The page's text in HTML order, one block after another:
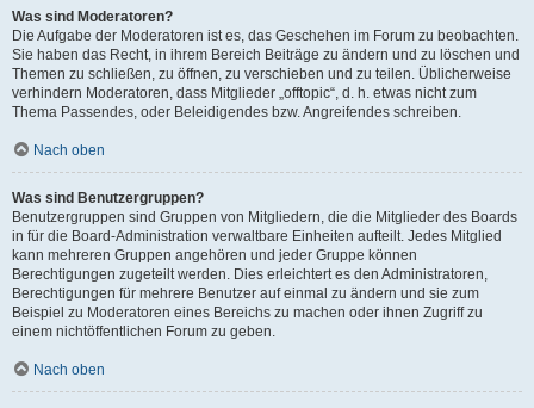
Was sind Moderatoren?
Die Aufgabe der Moderatoren ist es, das Geschehen im Forum zu beobachten.
Sie haben das Recht, in ihrem Bereich Beiträge zu ändern und zu löschen und
Themen zu schließen, zu öffnen, zu verschieben und zu teilen. Üblicherweise
verhindern Moderatoren, dass Mitglieder „offtopic“, d. h. etwas nicht zum
Thema Passendes, oder Beleidigendes bzw. Angreifendes schreiben.
Nach oben
Was sind Benutzergruppen?
Benutzergruppen sind Gruppen von Mitgliedern, die die Mitglieder des Boards
in für die Board-Administration verwaltbare Einheiten aufteilt. Jedes Mitglied
kann mehreren Gruppen angehören und jeder Gruppe können
Berechtigungen zugeteilt werden. Dies erleichtert es den Administratoren,
Berechtigungen für mehrere Benutzer auf einmal zu ändern und sie zum
Beispiel zu Moderatoren eines Bereichs zu machen oder ihnen Zugriff zu
einem nichtöffentlichen Forum zu geben.
Nach oben